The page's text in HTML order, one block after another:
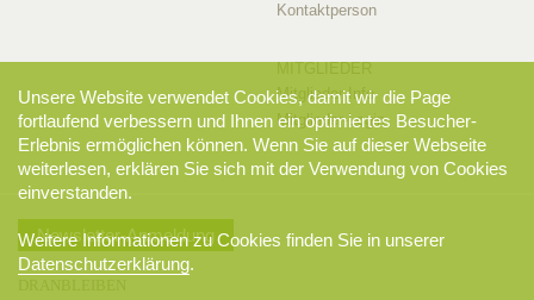
Kontaktperson
Mitglieder-Info
Mitglieder-Login
Newsletter-Anmeldung
Unsere Website verwendet Cookies, damit wir die Page
fortlaufend verbessern und Ihnen ein optimiertes Besucher-
Erlebnis ermöglichen können. Wenn Sie auf dieser Webseite
weiterlesen, erklären Sie sich mit der Verwendung von Cookies
einverstanden.
Weitere Informationen zu Cookies finden Sie in unserer
Datenschutzerklärung.